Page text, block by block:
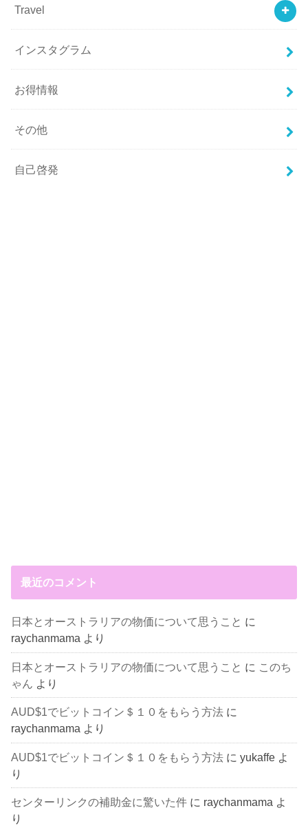
Travel
インスタグラム
お得情報
その他
自己啓発
最近のコメント
日本とオーストラリアの物価について思うこと に
raychanmama より
日本とオーストラリアの物価について思うこと に このち
ゃん より
AUD$1でビットコイン＄１０をもらう方法 に
raychanmama より
AUD$1でビットコイン＄１０をもらう方法 にyukaffe よ
り
センターリンクの補助金に驚いた件 に raychanmama よ
り